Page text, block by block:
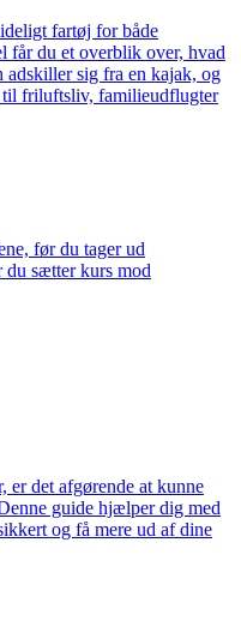
fartøj for både
får du et overblik over, hvad
adskiller sig fra en kajak, og
friluftsliv, familieudflugter
før du tager ud
sætter kurs mod
er det afgørende at kunne
guide hjælper dig med
og få mere ud af dine